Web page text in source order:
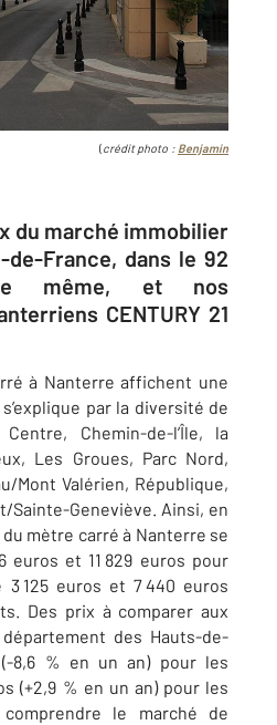
(crédit photo : Benjamin
du marché immobilier
de-France, dans le 92
même, et nos
CENTURY 21
à Nanterre affichent une
par la diversité de
Chemin-de-l’Île, la
Les Groues, Parc Nord,
Mont Valérien, République,
Sainte-Geneviève. Ainsi, en
mètre carré à Nanterre se
euros et 11 829 euros pour
125 euros et 7 440 euros
Des prix à comparer aux
des Hauts-de-
8,6 % en un an) pour les
(+2,9 % en un an) pour les
comprendre le marché de